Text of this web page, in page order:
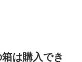
は購入でき